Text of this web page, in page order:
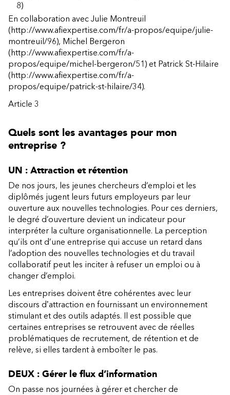
8)
En collaboration avec Julie Montreuil
(http://www.afiexpertise.com/fr/a-propos/equipe/julie-
montreuil/96), Michel Bergeron
(http://www.afiexpertise.com/fr/a-
propos/equipe/michel-bergeron/51) et Patrick St-Hilaire
(http://www.afiexpertise.com/fr/a-
propos/equipe/patrick-st-hilaire/34).
Article 3
Quels sont les avantages pour mon
entreprise ?
UN : Attraction et rétention
De nos jours, les jeunes chercheurs d’emploi et les
diplômés jugent leurs futurs employeurs par leur
ouverture aux nouvelles technologies. Pour ces derniers,
le degré d’ouverture devient un indicateur pour
interpréter la culture organisationnelle. La perception
qu’ils ont d’une entreprise qui accuse un retard dans
l’adoption des nouvelles technologies et du travail
collaboratif peut les inciter à refuser un emploi ou à
changer d’emploi.
Les entreprises doivent être cohérentes avec leur
discours dʼattraction en fournissant un environnement
stimulant et des outils adaptés. Il est possible que
certaines entreprises se retrouvent avec de réelles
problématiques de recrutement, de rétention et de
relève, si elles tardent à emboîter le pas.
DEUX : Gérer le flux d’information
On passe nos journées à gérer et chercher de